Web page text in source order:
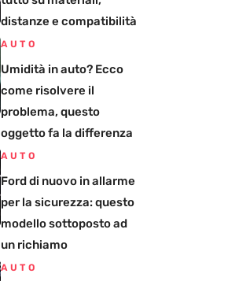
distanze e compatibilità
AUTO
Umidità in auto? Ecco
come risolvere il
problema, questo
oggetto fa la differenza
AUTO
Ford di nuovo in allarme
per la sicurezza: questo
modello sottoposto ad
un richiamo
AUTO